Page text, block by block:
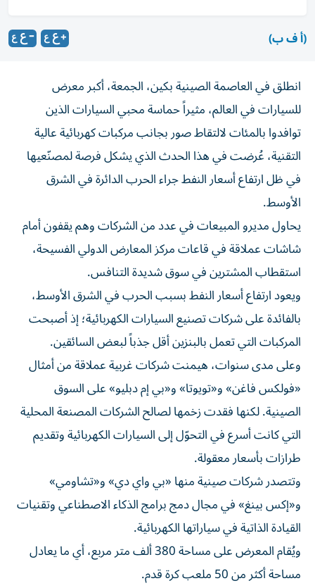
(أ ف ب)
انطلق في العاصمة الصينية بكين، الجمعة، أكبر معرض
للسيارات في العالم، مثيراً حماسة محبي السيارات الذين
توافدوا بالمئات لالتقاط صور بجانب مركبات كهربائية عالية
التقنية، عُرضت في هذا الحدث الذي يشكل فرصة لمصنّعيها
في ظل ارتفاع أسعار النفط جراء الحرب الدائرة في الشرق
الأوسط.
يحاول مديرو المبيعات في عدد من الشركات وهم يقفون أمام
شاشات عملاقة في قاعات مركز المعارض الدولي الفسيحة،
استقطاب المشترين في سوق شديدة التنافس.
ويعود ارتفاع أسعار النفط بسبب الحرب في الشرق الأوسط،
بالفائدة على شركات تصنيع السيارات الكهربائية؛ إذ أصبحت
المركبات التي تعمل بالبنزين أقل جذباً لبعض السائقين.
وعلى مدى سنوات، هيمنت شركات غربية عملاقة من أمثال
«فولكس فاغن» و«تويوتا» و«بي إم دبليو» على السوق
الصينية. لكنها فقدت زخمها لصالح الشركات المصنعة المحلية
التي كانت أسرع في التحوّل إلى السيارات الكهربائية وتقديم
طرازات بأسعار معقولة.
وتتصدر شركات صينية منها «بي واي دي» و«تشاومي»
و«إكس بينغ» في مجال دمج برامج الذكاء الاصطناعي وتقنيات
القيادة الذاتية في سياراتها الكهربائية.
ويُقام المعرض على مساحة 380 ألف متر مربع، أي ما يعادل
مساحة أكثر من 50 ملعب كرة قدم.